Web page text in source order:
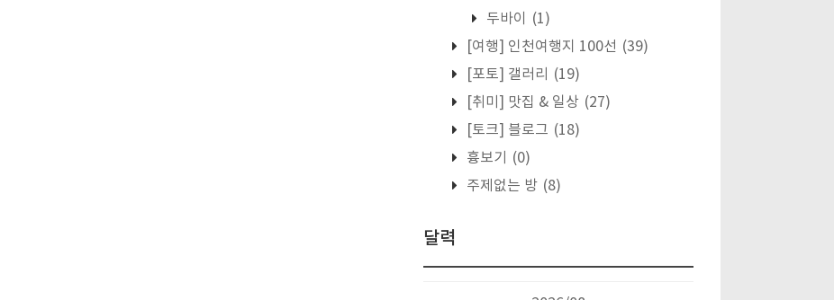
두바이
(1)
[여행] 인천여행지 100선 (39)
[포토] 갤러리
(19)
[취미] 맛집 & 일상 (27)
[토크] 블로그 (18)
흉보기
(0)
주제없는 방 (8)
달력